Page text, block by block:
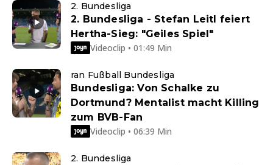
2. Bundesliga
2. Bundesliga - Stefan Leitl feiert
Hertha-Sieg: "Geiles Spiel"
Videoclip • 01:49 Min
ran Fußball Bundesliga
Bundesliga: Von Schalke zu
Dortmund? Mentalist macht Killing
zum BVB-Fan
Videoclip • 06:39 Min
2. Bundesliga